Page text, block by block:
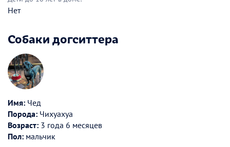
Нет
Собаки догситтера
Имя: Чед
Порода: Чихуахуа
Возраст: 3 года 6 месяцев
Пол: мальчик